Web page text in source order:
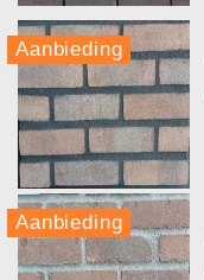
Aanbieding
Aanbieding